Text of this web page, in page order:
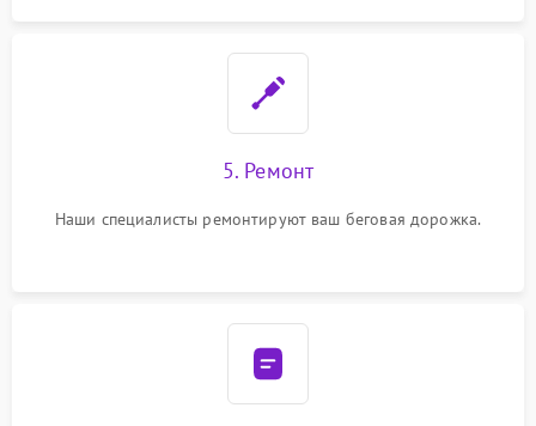
5. Ремонт
Наши специалисты ремонтируют ваш беговая дорожка.